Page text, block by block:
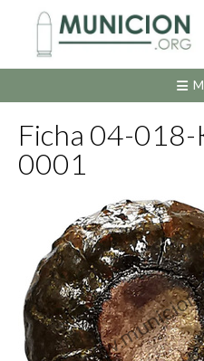
contenido
Ficha 04-
0001